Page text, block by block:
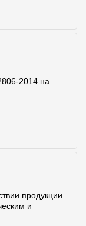
2014 на
продукции
и